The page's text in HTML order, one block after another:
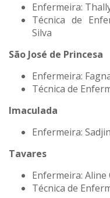
Enfermeira:
Técnica de
Silva
São José de Princesa
Enfermeira:
Técnica de
Imaculada
Enfermeira:
Tavares
Enfermeira: Aline
Técnica de